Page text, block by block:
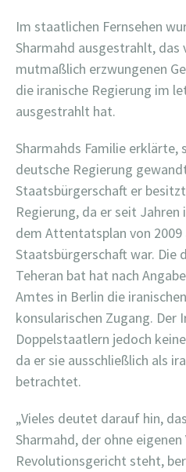
Im staatlichen Fernsehen
Sharmahd ausgestrahlt, das
mutmaßlich erzwungenen
die iranische Regierung im
ausgestrahlt hat.
Sharmahds Familie erklärte,
deutsche Regierung
Staatsbürgerschaft er
Regierung, da er seit
dem Attentatsplan von 2009
Staatsbürgerschaft war. Die
Teheran bat hat nach
Amtes in Berlin die
konsularischen Zugang. Der
Doppelstaatlern jedoch
da er sie ausschließlich als
betrachtet.
„Vieles deutet darauf hin,
Sharmahd, der ohne
Revolutionsgericht steht,